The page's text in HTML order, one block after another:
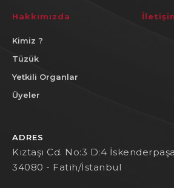
Hakkımızda
Kimiz ?
Tüzük
Yetkili Organlar
Üyeler
ADRES
Kıztaşı Cd. No:3 D:4
34080 - Fatih/İstanbul